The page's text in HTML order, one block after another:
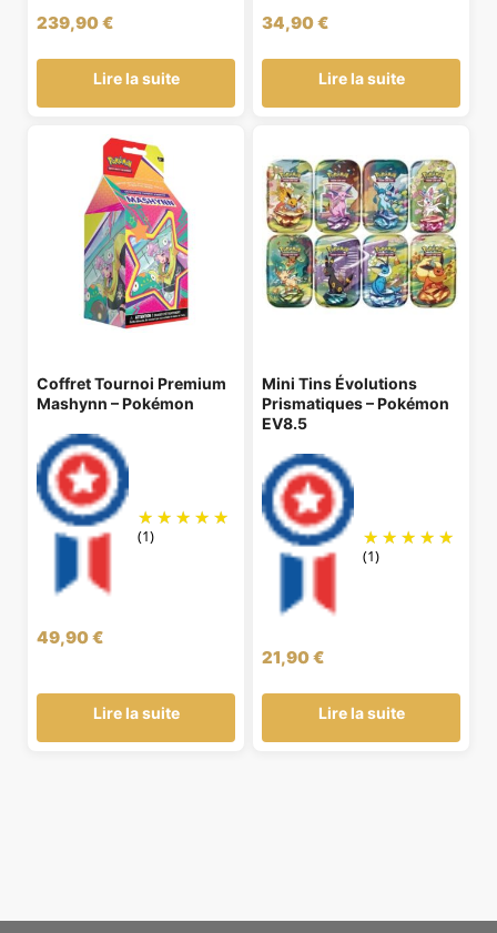
239,90€
Lire la suite
34,90€
Lire la suite
Coffret Tournoi Premium
Mashynn – Pokémon
(1)
49,90€
Lire la suite
Mini Tins Évolutions
Prismatiques – Pokémon
EV8.5
(1)
21,90€
Lire la suite